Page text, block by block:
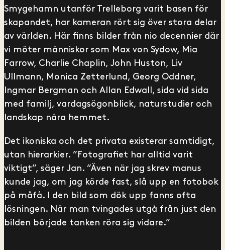
Smygehamn utanför Trelleborg varit basen för
skapandet, har kameran rört sig över stora delar
av världen. Här finns bilder från nio decennier där
vi möter människor som Max von Sydow, Mia
Farrow, Charlie Chaplin, John Huston, Liv
Ullmann, Monica Zetterlund, Georg Oddner,
Ingmar Bergman och Allan Edwall, sida vid sida
med familj, vardagsögonblick, naturstudier och
landskap nära hemmet.
Det ikoniska och det privata existerar samtidigt,
utan hierarkier. ”Fotografiet har alltid varit
viktigt”, säger Jan. ”Även när jag skrev manus
kunde jag, om jag körde fast, slå upp en fotobok
på måfå. I den bild som dök upp fanns ofta
lösningen. När man tvingades utgå från just den
bilden började tanken röra sig vidare.”